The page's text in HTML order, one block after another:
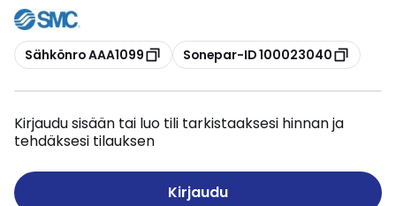
Kopioi
Sähkönro AAA1099 Kopioi
Sonepar-ID 100023040
Kirjaudu sisään tai luo tili tarkistaaksesi hinnan ja
tehdäksesi tilauksen
Kirjaudu